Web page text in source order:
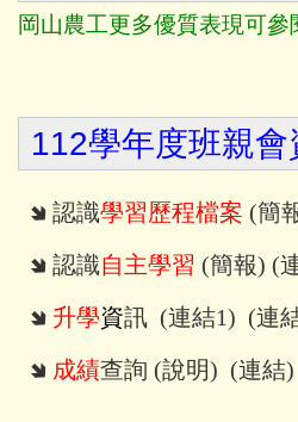
岡山農工更多優質表現可參
112學年度班親會
🢆 認識學習歷程檔案 (簡
🢆 認識自主學習 (簡報) (
🢆 升學資訊 (連結1) (連
🢆 成績查詢 (說明) (連結)